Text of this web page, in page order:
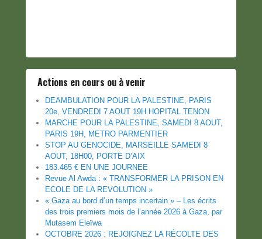
Actions en cours ou à venir
DEAMBULATION POUR LA PALESTINE, PARIS
20e, VENDREDI 7 AOUT 19H HOPITAL TENON
MARCHE POUR LA PALESTINE, SAMEDI 8 AOUT,
PARIS 19H, METRO PARMENTIER
STOP AU GENOCIDE, MARSEILLE SAMEDI 8
AOUT, 18H00, PORTE D’AIX
183.465 € EN UNE JOURNEE
Revue Al Awda : « TRANSFORMER LA PRISON EN
ECOLE DE LA REVOLUTION »
« Gaza au bord d’un temps incertain » – Les écrits
des trois premiers mois de l’année 2026 à Gaza, par
Mutasem Eleïwa
OCTOBRE 2026 : REJOIGNEZ LA RÉCOLTE DES